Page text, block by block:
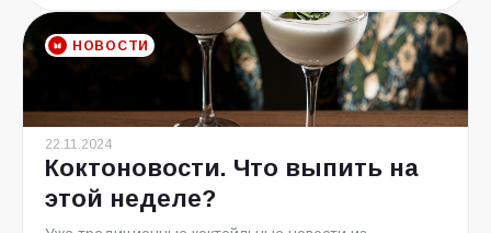
НОВОСТИ
22.11.2024
Коктоновости. Что выпить на
этой неделе?